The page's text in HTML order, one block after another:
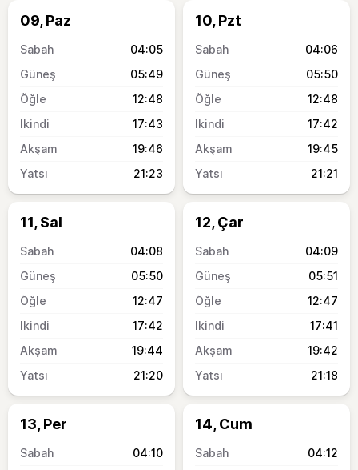
09, Paz
04:05
05:49
12:48
17:43
19:46
21:23
10, Pzt
04:06
05:50
12:48
17:42
19:45
21:21
11, Sal
04:08
05:50
12:47
17:42
19:44
21:20
12, Çar
04:09
05:51
12:47
17:41
19:42
21:18
13, Per
04:10
14, Cum
04:12